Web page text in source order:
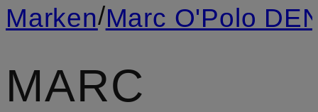
Marken/Marc O'Polo
MARC